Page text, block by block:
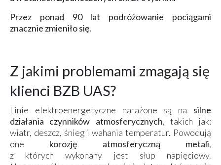
Przez ponad 90 lat podróżowanie pociągami
znacznie zmieniło się.
Z jakimi problemami zmagają się
klienci BZB UAS?
Linie elektroenergetyczne narażone są na silne
działania czynników atmosferycznych, takich jak:
wiatr, deszcz, śnieg i wahania temperatur. Powodują
one korozję atmosferyczną metali,
z których wykonany jest słup napięciowy.